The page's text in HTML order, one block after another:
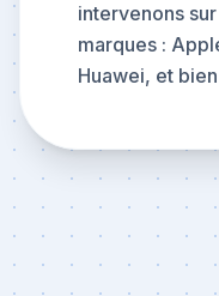
intervenons
marques :
Huawei, et